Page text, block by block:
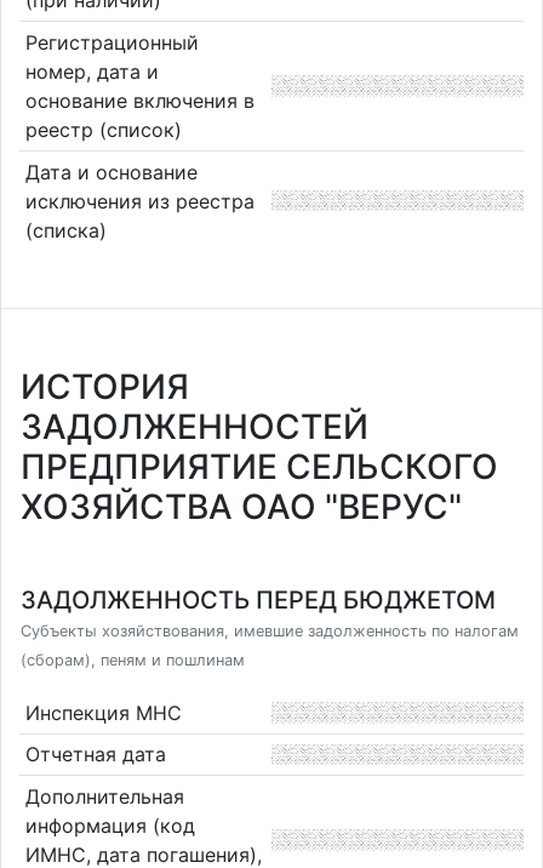
Регистрационный
номер, дата и
основание включения в
реестр (список)
Дата и основание
исключения из реестра
(списка)
ИСТОРИЯ
ЗАДОЛЖЕННОСТЕЙ
ПРЕДПРИЯТИЕ СЕЛЬСКОГО
ХОЗЯЙСТВА ОАО "ВЕРУС"
ЗАДОЛЖЕННОСТЬ ПЕРЕД БЮДЖЕТОМ
Субъекты хозяйствования, имевшие задолженность по налогам
(сборам), пеням и пошлинам
Инспекция МНС
Отчетная дата
Дополнительная
информация (код
ИМНС, дата погашения),